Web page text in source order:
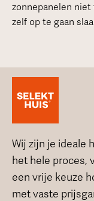
zonnepanelen
zelf op te gaan
Wij zijn je ideale
het hele proces,
een vrije keuze
met vaste